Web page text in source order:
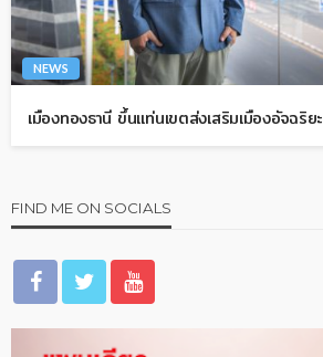
NEWS
เมืองทองธานี ขึ้นแท่นเขตส่งเสริมเมืองอัจฉริยะ
FIND ME ON SOCIALS